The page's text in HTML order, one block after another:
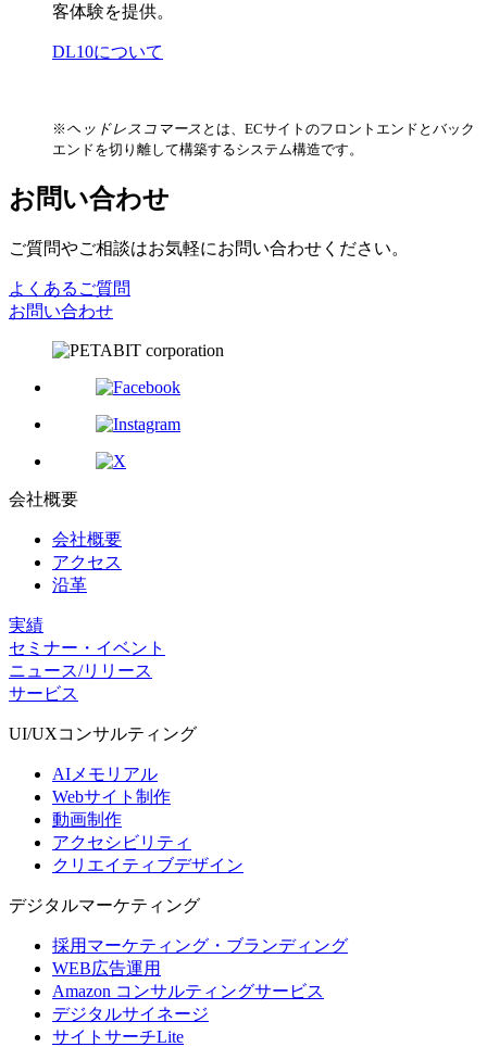
客体験を提供。
DL10について
※ ヘッドレスコマース とは、ECサイトのフロントエンドとバック
エンドを切り離して構築するシステム構造です。
お問い合わせ
ご質問やご相談はお気軽にお問い合わせください。
よくあるご質問
お問い合わせ
会社概要
会社概要
アクセス
沿革
実績
セミナー・イベント
ニュース/リリース
サービス
UI/UXコンサルティング
AIメモリアル
Webサイト制作
動画制作
アクセシビリティ
クリエイティブデザイン
デジタルマーケティング
採用マーケティング・ブランディング
WEB広告運用
Amazon コンサルティングサービス
デジタルサイネージ
サイトサーチLite